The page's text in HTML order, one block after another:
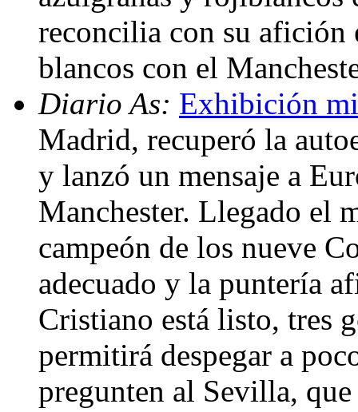
reconcilia con su afición
blancos con el
Diario As: Exhibición
Madrid, recuperó la
y lanzó un mensaje a
Manchester. Llegado el
campeón de los nueve
adecuado y la puntería
Cristiano está listo, tres
permitirá despegar a
pregunten al Sevilla,